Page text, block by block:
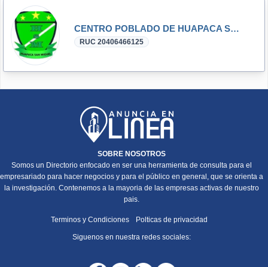
CENTRO POBLADO DE HUAPACA SAN MIGUEL
RUC 20406466125
SOBRE NOSOTROS
Somos un Directorio enfocado en ser una herramienta de consulta para el
empresariado para hacer negocios y para el público en general, que se orienta a
la investigación. Contenemos a la mayoria de las empresas activas de nuestro
pais.
Terminos y Condiciones Polticas de privacidad
Siguenos en nuestra redes sociales: